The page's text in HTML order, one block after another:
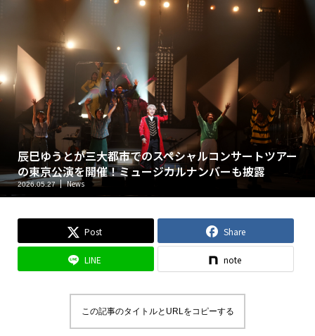
辰巳ゆうとが三大都市でのスペシャルコンサートツアー
の東京公演を開催！ミュージカルナンバーも披露
2026.05.27 News
Post Share
LINE note
この記事のタイトルとURLをコピーする